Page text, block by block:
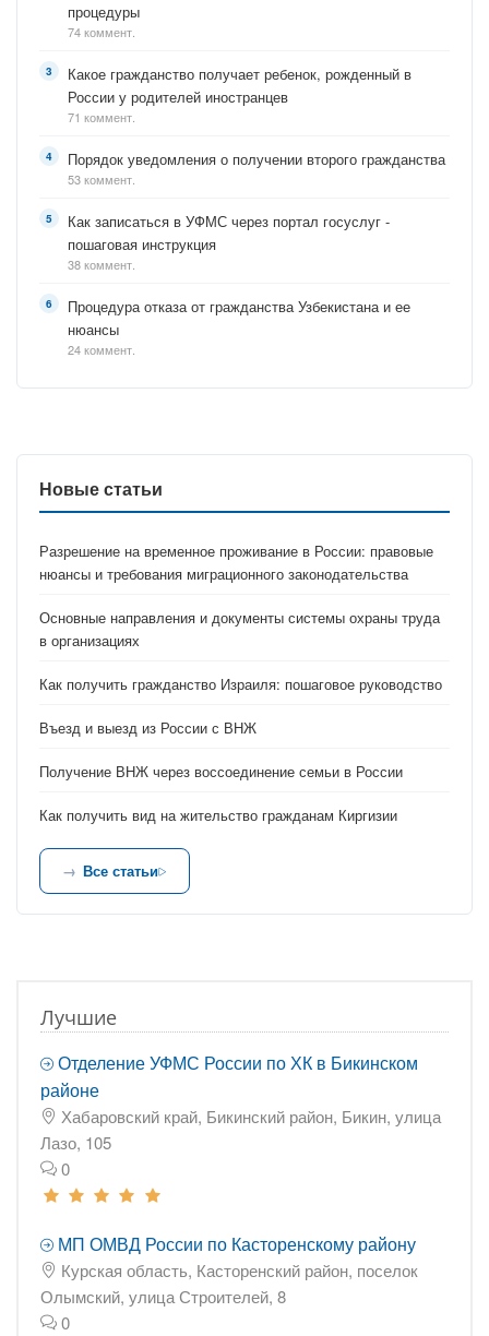
процедуры
74 коммент.
Какое гражданство получает ребенок, рожденный в
России у родителей иностранцев
71 коммент.
Порядок уведомления о получении второго гражданства
53 коммент.
Как записаться в УФМС через портал госуслуг -
пошаговая инструкция
38 коммент.
Процедура отказа от гражданства Узбекистана и ее
нюансы
24 коммент.
Новые статьи
Разрешение на временное проживание в России: правовые
нюансы и требования миграционного законодательства
Основные направления и документы системы охраны труда
в организациях
Как получить гражданство Израиля: пошаговое руководство
Въезд и выезд из России с ВНЖ
Получение ВНЖ через воссоединение семьи в России
Как получить вид на жительство гражданам Киргизии
Все статьи
Лучшие
Отделение УФМС России по ХК в Бикинском
районе
Хабаровский край, Бикинский район, Бикин, улица
Лазо, 105
0
МП ОМВД России по Касторенскому району
Курская область, Касторенский район, поселок
Олымский, улица Строителей, 8
0